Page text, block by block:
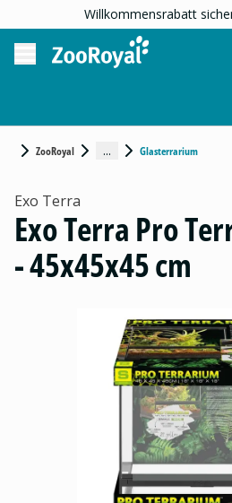
Willkommensrabatt
ZooRoyal ... Glasterrarium
Exo Terra
Exo Terra Pro
- 45x45x45 cm